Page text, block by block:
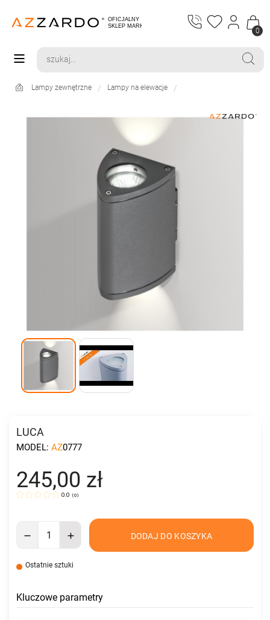
0
Lampy zewnętrzne Lampy na elewacje
LUCA
MODEL: AZ0777
245,00 zł
0.0 (0)
DODAJ DO KOSZYKA
Ostatnie sztuki
Kluczowe parametry